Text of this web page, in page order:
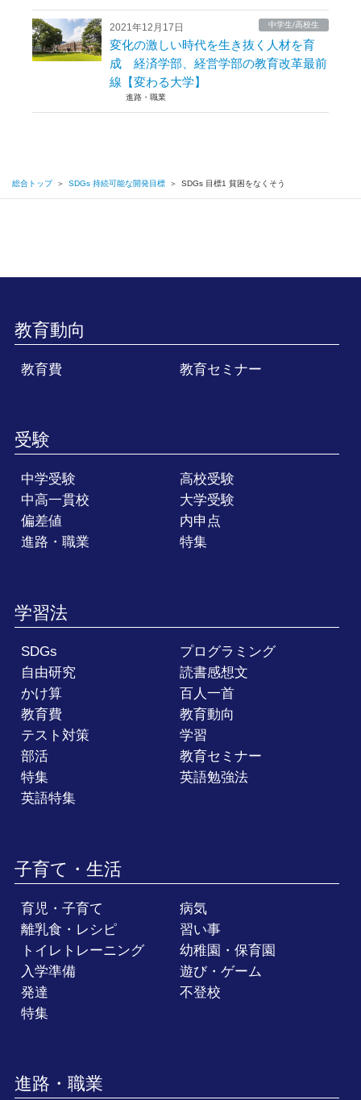
2021年12月17日 中学生/高校生
変化の激しい時代を生き抜く人材を育
成 経済学部、経営学部の教育改革最前
線【変わる大学】
進路・職業
総合トップ ＞ SDGs 持続可能な開発目標 ＞ SDGs 目標1 貧困をなくそう
教育動向
教育費 教育セミナー
受験
中学受験
高校受験
中高一貫校
大学受験
偏差値
内申点
進路・職業
特集
学習法
SDGs
プログラミング
自由研究
読書感想文
かけ算
百人一首
教育費
教育動向
テスト対策
学習
部活
教育セミナー
特集
英語勉強法
英語特集
子育て・生活
育児・子育て
病気
離乳食・レシピ
習い事
トイレトレーニング
幼稚園・保育園
入学準備
遊び・ゲーム
発達
不登校
特集
進路・職業